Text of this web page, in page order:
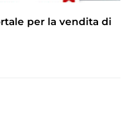
per la vendita di